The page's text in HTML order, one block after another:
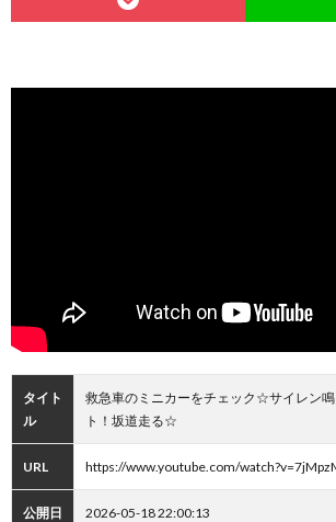
タイト
ル
救急車のミニカーをチェック☆サイレン
ト！坂道走る☆
URL https://www.youtube.com/
公開日 2026-05-18 22:00:13